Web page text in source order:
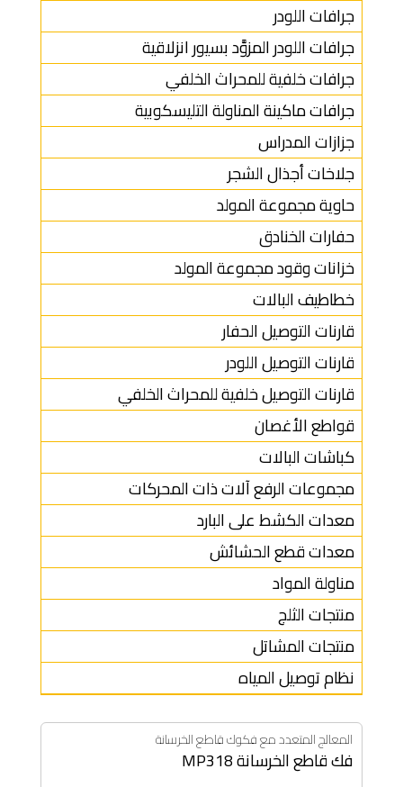
جرافات اللودر
جرافات اللودر المزوَّد بسيور انزلاقية
جرافات خلفية للمحراث الخلفي
جرافات ماكينة المناولة التليسكوبية
جزازات المدراس
جلاخات أجذال الشجر
حاوية مجموعة المولد
حفارات الخنادق
خزانات وقود مجموعة المولد
خطاطيف البالات
قارنات التوصيل الحفار
قارنات التوصيل اللودر
قارنات التوصيل خلفية للمحراث الخلفي
قواطع الأغصان
كباشات البالات
مجموعات الرفع آلات ذات المحركات
معدات الكشط على البارد
معدات قطع الحشائش
مناولة المواد
منتجات الثلج
منتجات المشاتل
نظام توصيل المياه
المعالج المتعدد مع فكوك قاطع الخرسانة
فك قاطع الخرسانة MP318